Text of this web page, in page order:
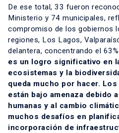
De ese total, 33 fueron
Ministerio y 74 municipales,
compromiso de los gobiernos
regiones, Los Lagos,
delantera, concentrando el
es un logro significativo en
ecosistemas y la
queda mucho por hacer.
están bajo amenaza debido
humanas y al cambio
muchos desafíos en
incorporación de